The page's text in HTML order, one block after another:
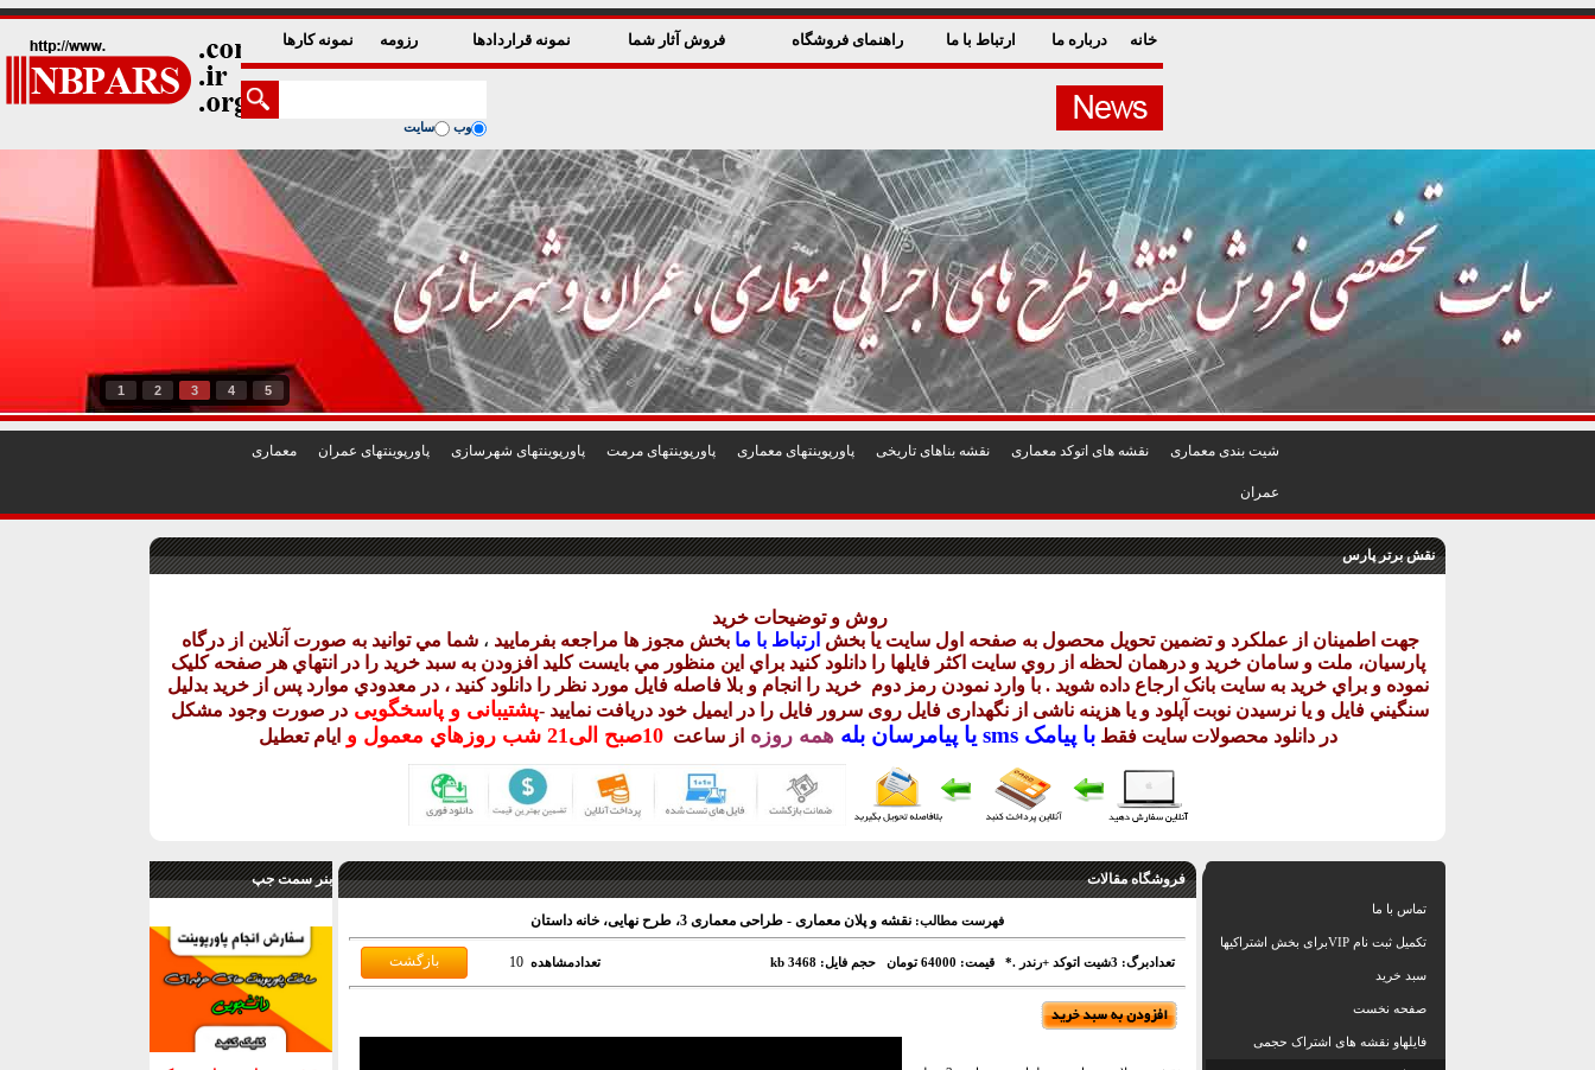
خانه درباره ما ارتباط با ما راهنمای فروشگاه فروش آثار شما نمونه قراردادها رزومه نمونه کارها
وب سایت
1 2 3 4 5
شيت بندی معماری نقشه های اتوکد معماری نقشه بناهای تاريخی پاورپوينتهای معماری پاورپوينتهای مرمت پاورپوينتهای شهرسازی پاورپوينتهای عمران معماری
عمران
نقش برتر پارس
روش و توضيحات خريد
جهت اطمينان از عملکرد و تضمين تحويل محصول به صفحه اول سايت يا بخش ارتباط با ما بخش مجوز ها مراجعه بفرماييد ،شما مي توانيد به صورت آنلاين از درگاه
پارسيان، ملت و سامان خريد و درهمان لحظه از روي سايت اکثر فايلها را دانلود کنيد براي اين منظور مي بايست کليد افزودن به سبد خريد را در انتهاي هر صفحه کليک
نموده و براي خريد به سايت بانک ارجاع داده شويد . با وارد نمودن رمز دوم خريد را انجام و بلا فاصله فايل مورد نظر را دانلود کنيد ، در معدودي موارد پس از خريد بدليل
سنگيني فايل و يا نرسيدن نوبت آپلود و يا هزينه ناشی از نگهداری فايل روی سرور فايل را در ايميل خود دريافت نماييد -پشتيبانی و پاسخگويی در صورت وجود مشکل
در دانلود محصولات سايت فقطباپيامک sms يا پيامرسان بله همه روزه از ساعت10صبح الی21 شب روزهاي معمول و ايام تعطيل
بنر سمت جپ فروشگاه مقالات
فهرست مطالب: نقشه و پلان معماری - طراحی معماری 3، طرح نهایی، خانه داستان
تعدادبرگ: 3شیت اتوکد +رندر .* قیمت: 64000 تومان حجم فایل: 3468 kb تعدادمشاهده 10
تماس با ما
تکمیل ثبت نام VIPبرای بخش اشتراکیها
سبد خرید
صفحه نخست
فایلهاو نقشه های اشتراک حجمی